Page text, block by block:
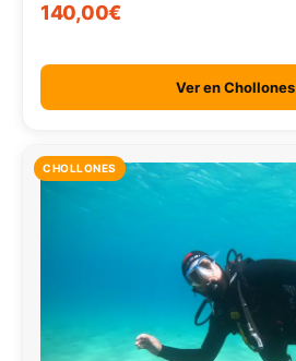
140,00€
Ver en Chollones
CHOLLONES